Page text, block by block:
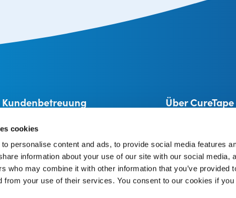
cookies
personalise content and ads, to provide social media features
information about your use of our site with our social media,
who may combine it with other information that you’ve provided
from your use of their services. You consent to our cookies if
Kundenbetreuung
Zahlung
Kundenbetreuung
Mein Konto
Über CureTape
Eine Marke von
Josink Kolkweg 18
7545 PR Enschede
The Netherlands